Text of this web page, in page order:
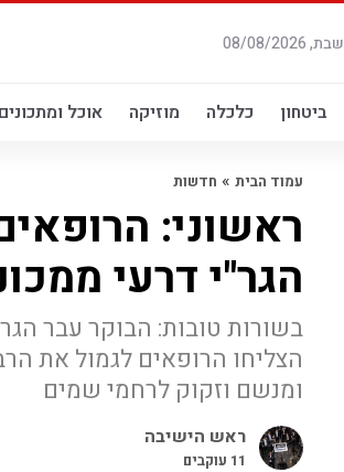
שבת, 08/08/2026
ביטחון כלכלה מוזיקה אוכל ומתכונים
עמוד הבית » חדשות
ראשוני:
הגר"י דרעי
בשורות טובות: הבוקר עבר
הצליחו הרופאים לגמול את
ומנשם וזקוק לרחמי שמים
ראש הישיבה
11 עוקבים